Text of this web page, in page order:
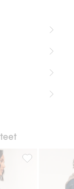
Ylisuuri